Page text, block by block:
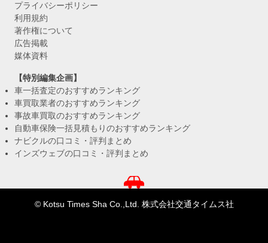
プライバシーポリシー
利用規約
著作権について
広告掲載
媒体資料
【特別編集企画】
車一括査定のおすすめランキング
車買取業者のおすすめランキング
事故車買取のおすすめランキング
自動車保険一括見積もりのおすすめランキング
ナビクルの口コミ・評判まとめ
インズウェブの口コミ・評判まとめ
© Kotsu Times Sha Co.,Ltd. 株式会社交通タイムス社